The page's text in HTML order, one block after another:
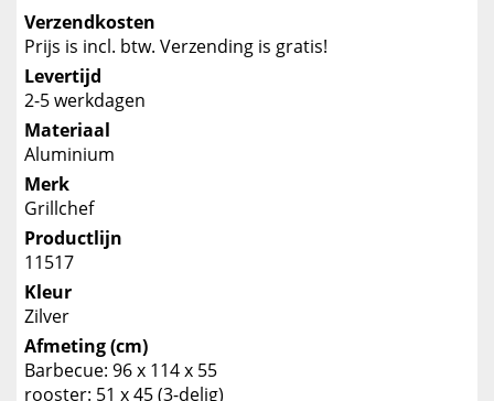
Verzendkosten
Prijs is incl. btw. Verzending is gratis!
Levertijd
2-5 werkdagen
Materiaal
Aluminium
Merk
Grillchef
Productlijn
11517
Kleur
Zilver
Afmeting (cm)
Barbecue: 96 x 114 x 55
rooster: 51 x 45 (3-delig)